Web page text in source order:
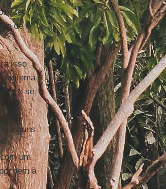
ter
de
isso
sistema
e se
e alguns
um
à